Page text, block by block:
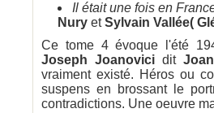
Il était une fois en
Nury etSylvain Vallée(
Ce tome 4 évoque l'été
Joseph Joanovicidit
vraiment existé. Héros ou
suspens en brossant le
contradictions. Une oeuvre